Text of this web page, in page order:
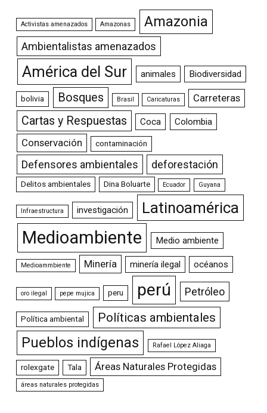
Activistas amenazados Amazonas Amazonia
Ambientalistas amenazados
América del Sur animales Biodiversidad
bolivia Bosques Brasil Caricaturas Carreteras
Cartas y Respuestas Coca Colombia
Conservación contaminación
Defensores ambientales deforestación
Delitos ambientales Dina Boluarte Ecuador Guyana
Infraestructura investigación Latinoamérica
Medioambiente Medio ambiente
Medioammbiente Minería minería ilegal océanos
oro ilegal pepe mujica peru perú Petróleo
Política ambiental Políticas ambientales
Pueblos indígenas Rafael López Aliaga
rolexgate Tala Áreas Naturales Protegidas
áreas naturales protegidas